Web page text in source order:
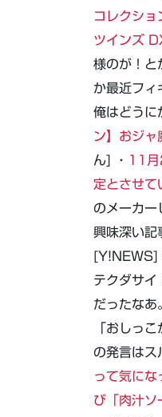
コレクショ
ツインズ
様のが！と
か最近フィ
俺はどうに
ン】おジャ
ん] ・ 11月
定とさせて
のメーカー
興味深い記
[Y!NEWS]
テクダサイ
だったなあ
「おしっ
の発言はス
って気に
び「肉汁ソ